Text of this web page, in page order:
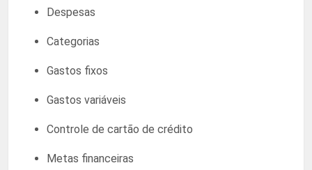
Despesas
Categorias
Gastos fixos
Gastos variáveis
Controle de cartão de crédito
Metas financeiras